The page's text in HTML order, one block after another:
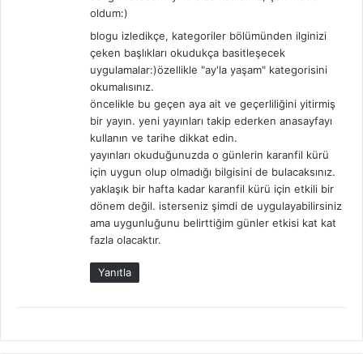
i
:
oldum:)
blogu izledikçe, kategoriler bölümünden ilginizi
çeken başlıkları okudukça basitleşecek
uygulamalar:)özellikle "ay'la yaşam" kategorisini
okumalısınız.
öncelikle bu geçen aya ait ve geçerliliğini yitirmiş
bir yayın. yeni yayınları takip ederken anasayfayı
kullanın ve tarihe dikkat edin.
yayınları okuduğunuzda o günlerin karanfil kürü
için uygun olup olmadığı bilgisini de bulacaksınız.
yaklaşık bir hafta kadar karanfil kürü için etkili bir
dönem değil. isterseniz şimdi de uygulayabilirsiniz
ama uygunluğunu belirttiğim günler etkisi kat kat
fazla olacaktır.
Yanıtla